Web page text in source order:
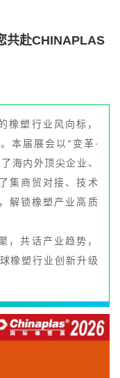
共赴CHINAPLAS
橡塑行业风向标，
本届展会以“变革·
海内外顶尖企业、
集商贸对接、技术
解锁橡塑产业高质
，共话产业趋势，
橡塑行业创新升级